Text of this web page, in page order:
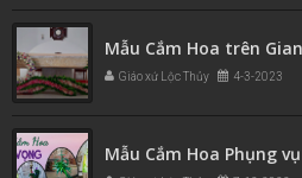
Mẫu Cắm Hoa trên
Giáo xứ Lộc Thủy 4-3-2023
Mẫu Cắm Hoa Phụng